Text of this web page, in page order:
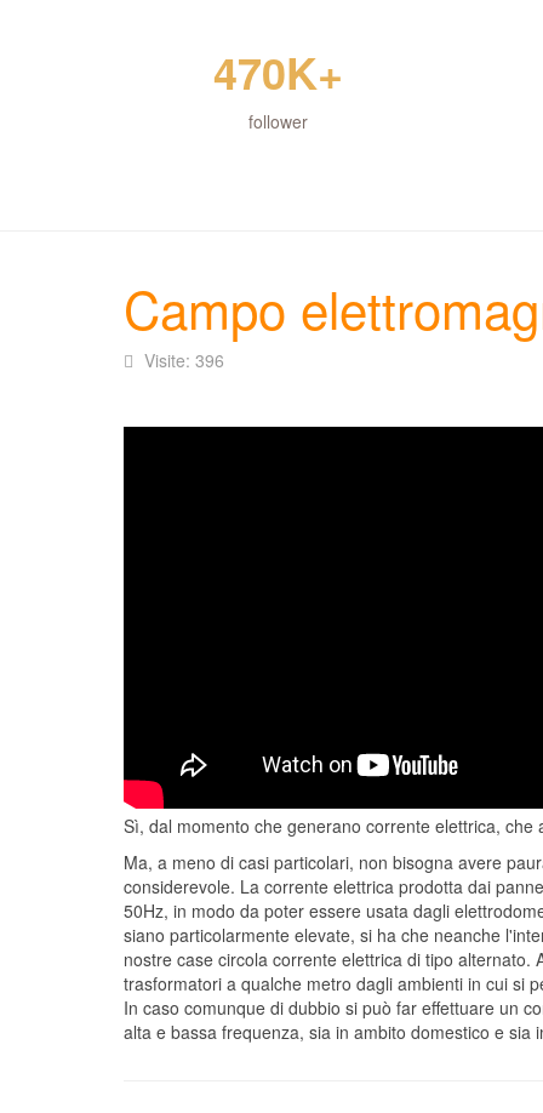
470K+
follower
Campo
Visite: 396
Sì, dal momento che generano corrente elettrica,
Ma, a meno di casi particolari, non bisogna avere
considerevole. La corrente elettrica prodotta dai
50Hz, in modo da poter essere usata dagli
siano particolarmente elevate, si ha che neanche
nostre case circola corrente elettrica di tipo
trasformatori a qualche metro dagli ambienti in cui si
In caso comunque di dubbio si può far effettuare un
alta e bassa frequenza, sia in ambito domestico e